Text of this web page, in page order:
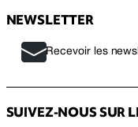
NEWSLETTER
Recevoir les
SUIVEZ-NOUS SUR